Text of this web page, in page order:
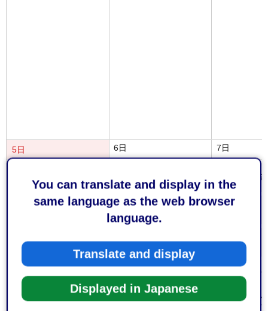
You can translate and display in the
same language as the web browser
language.
Translate and display
Displayed in Japanese
5日 6日 7日
みほしるべ企画展「松韻を聴く旅～写真家・川廷昌弘が出
芹沢銈介の人物模様
駿府楽市 暮らしの調度展
【し
ちゃ
と学
ルで